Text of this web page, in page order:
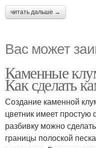
читать дальше →
Вас может
Каменные
Как сделать
Создание каменной
цветник имеет простую
разбивку можно
границы полоской